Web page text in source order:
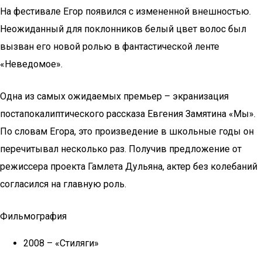
На фестивале Егор появился с измененной внешностью.
Неожиданный для поклонников белый цвет волос был
вызван его новой ролью в фантастической ленте
«Неведомое».
Одна из самых ожидаемых премьер – экранизация
постапокалиптического рассказа Евгения Замятина «Мы».
По словам Егора, это произведение в школьные годы он
перечитывал несколько раз. Получив предложение от
режиссера проекта Гамлета Дульяна, актер без колебаний
согласился на главную роль.
Фильмография
2008 – «Стиляги»